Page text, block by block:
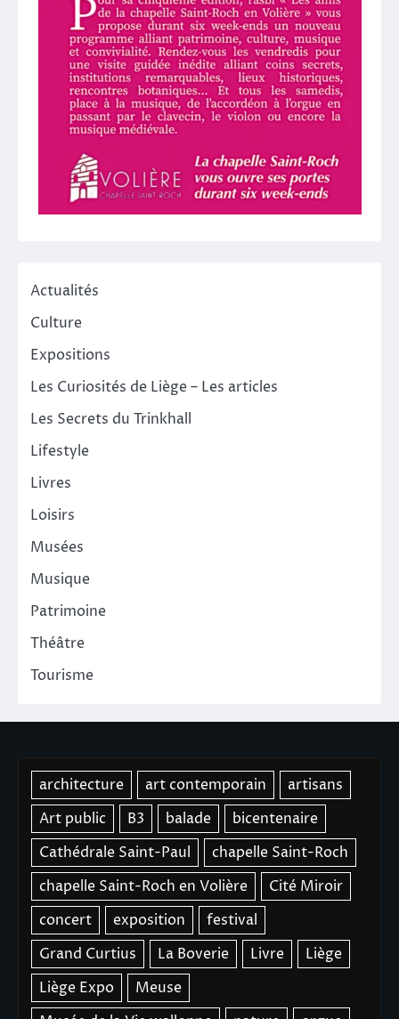
Actualités
Culture
Expositions
Les Curiosités de Liège – Les articles
Les Secrets du Trinkhall
Lifestyle
Livres
Loisirs
Musées
Musique
Patrimoine
Théâtre
Tourisme